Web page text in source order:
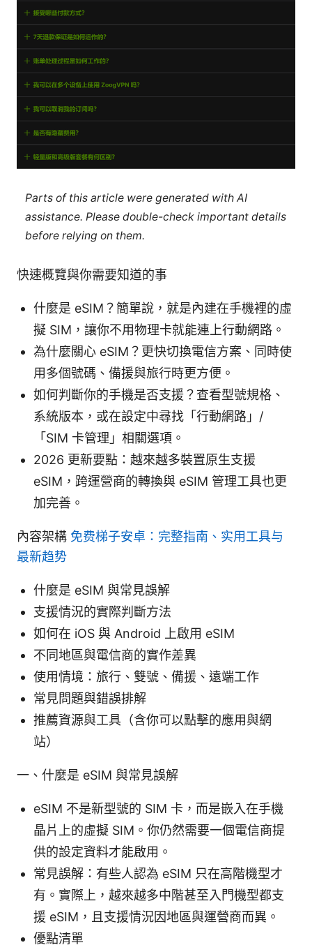
Parts of this article were generated with AI
assistance. Please double-check important details
before relying on them.
快速概覽與你需要知道的事
什麼是 eSIM？簡單說，就是內建在手機裡的虛
擬 SIM，讓你不用物理卡就能連上行動網路。
為什麼關心 eSIM？更快切換電信方案、同時使
用多個號碼、備援與旅行時更方便。
如何判斷你的手機是否支援？查看型號規格、
系統版本，或在設定中尋找「行動網路」/
「SIM 卡管理」相關選項。
2026 更新要點：越來越多裝置原生支援
eSIM，跨運營商的轉換與 eSIM 管理工具也更
加完善。
內容架構 免费梯子安卓：完整指南、实用工具与
最新趋势
什麼是 eSIM 與常見誤解
支援情況的實際判斷方法
如何在 iOS 與 Android 上啟用 eSIM
不同地區與電信商的實作差異
使用情境：旅行、雙號、備援、遠端工作
常見問題與錯誤排解
推薦資源與工具（含你可以點擊的應用與網
站）
一、什麼是 eSIM 與常見誤解
eSIM 不是新型號的 SIM 卡，而是嵌入在手機
晶片上的虛擬 SIM。你仍然需要一個電信商提
供的設定資料才能啟用。
常見誤解：有些人認為 eSIM 只在高階機型才
有。實際上，越來越多中階甚至入門機型都支
援 eSIM，且支援情況因地區與運營商而異。
優點清單